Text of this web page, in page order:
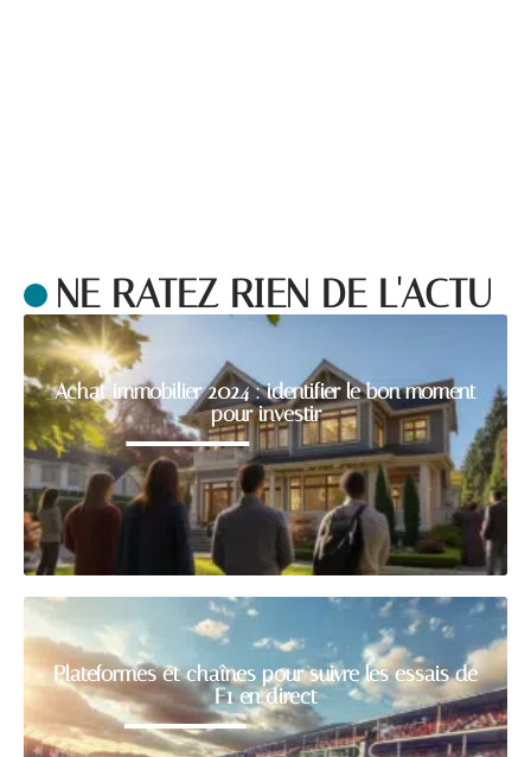
NE RATEZ RIEN DE L'ACTU
Achat immobilier 2024 : identifier le bon moment
pour investir
Plateformes et chaînes pour suivre les essais de
F1 en direct